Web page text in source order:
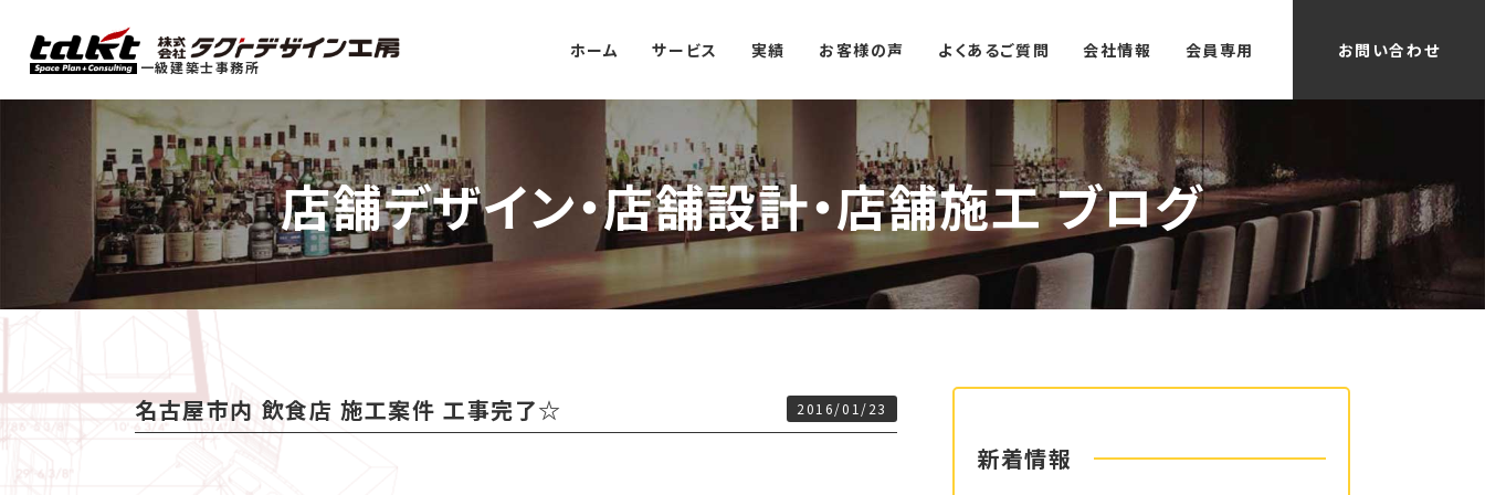
一級建築士事務所
ホーム サービス 実績 お客様の声 よくあるご質問 会社情報 会員専用 お問い合わせ
店舗デザイン・店舗設計・店舗施工 ブログ
名古屋市内 飲食店 施工案件 工事完了☆ 2016/01/23
新着情報